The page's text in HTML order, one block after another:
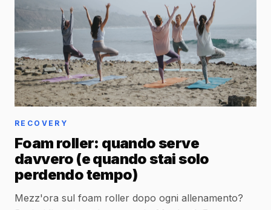
RECOVERY
Foam roller: quando serve
davvero (e quando stai solo
perdendo tempo)
Mezz'ora sul foam roller dopo ogni allenamento?